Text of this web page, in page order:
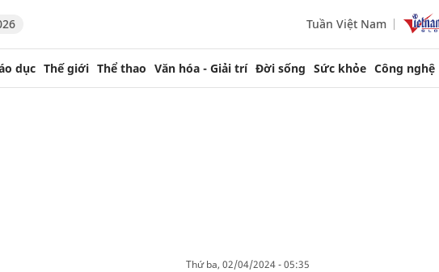
Tuần Việt Nam
dục Thế giới Thể thao Văn hóa - Giải trí Đời sống Sức khỏe Công nghệ
thứ ba, 02/04/2024 - 05:35